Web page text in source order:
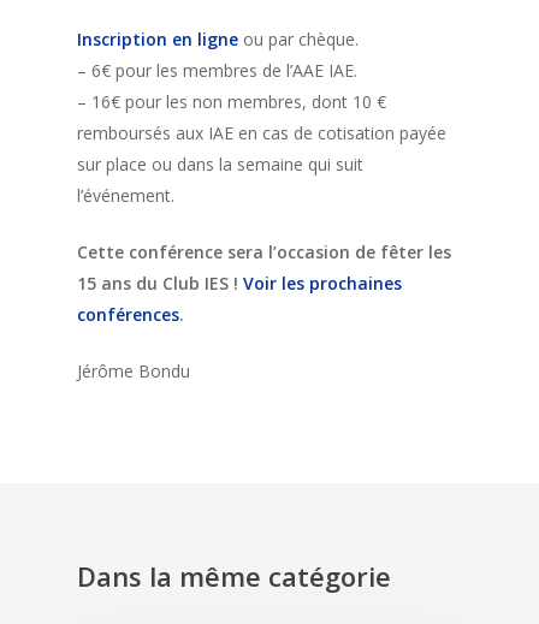
Inscription en ligne ou par chèque.
– 6€ pour les membres de l’AAE IAE.
– 16€ pour les non membres, dont 10 €
remboursés aux IAE en cas de cotisation payée
sur place ou dans la semaine qui suit
l’événement.
Cette conférence sera l’occasion de fêter les
15 ans du Club IES ! Voir les prochaines
conférences.
Jérôme Bondu
Dans la même catégorie